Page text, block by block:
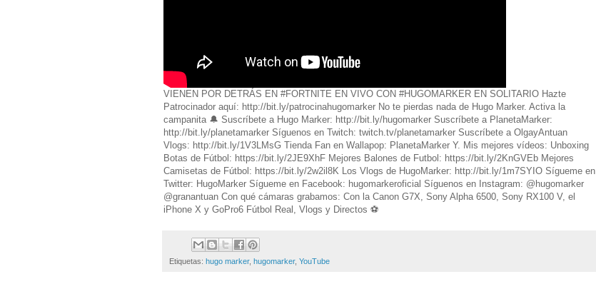
VIENEN POR DETRÁS EN #FORTNITE EN VIVO CON #HUGOMARKER EN SOLITARIO Hazte
Patrocinador aquí: http://bit.ly/patrocinahugomarker No te pierdas nada de Hugo Marker. Activa la
campanita 🔔 Suscríbete a Hugo Marker: http://bit.ly/hugomarker Suscríbete a PlanetaMarker:
http://bit.ly/planetamarker Síguenos en Twitch: twitch.tv/planetamarker Suscríbete a OlgayAntuan
Vlogs: http://bit.ly/1V3LMsG Tienda Fan en Wallapop: PlanetaMarker Y. Mis mejores vídeos: Unboxing
Botas de Fútbol: https://bit.ly/2JE9XhF Mejores Balones de Futbol: https://bit.ly/2KnGVEb Mejores
Camisetas de Fútbol: https://bit.ly/2w2il8K Los Vlogs de HugoMarker: http://bit.ly/1m7SYIO Sígueme en
Twitter: HugoMarker Sígueme en Facebook: hugomarkeroficial Síguenos en Instagram: @hugomarker
@granantuan Con qué cámaras grabamos: Con la Canon G7X, Sony Alpha 6500, Sony RX100 V, el
iPhone X y GoPro6 Fútbol Real, Vlogs y Directos ⚽️
Etiquetas: hugo marker, hugomarker, YouTube